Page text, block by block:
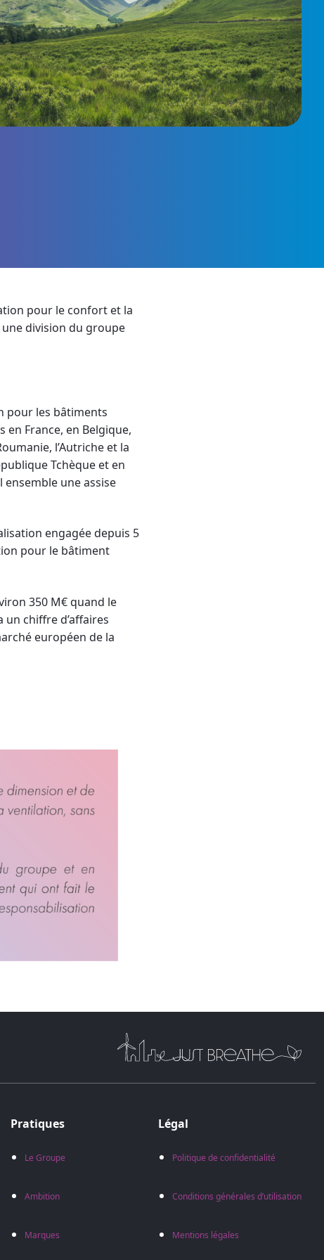
pour le confort et la
une division du groupe
pour les bâtiments
France, en Belgique,
l’Autriche et la
Tchèque et en
une assise
engagée depuis 5
pour le bâtiment
350 M€ quand le
chiffre d’affaires
européen de la
Pratiques
Le Groupe
Ambition
Marques
Légal
Politique de confidentialité
Conditions générales d’utilisation
Mentions légales